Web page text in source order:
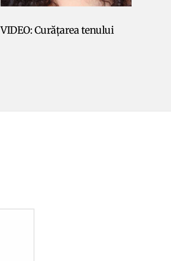
VIDEO: Curățarea tenului